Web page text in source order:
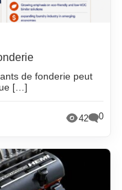
de fonderie peut
[…]
42 0